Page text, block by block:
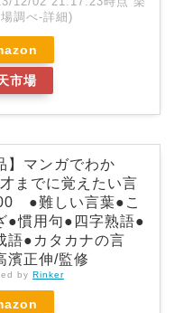
調べ-詳細)
市場
】マンガでわか
までに覚えたい言
●難しい言葉●こ
●慣用句●四字熟語●
語●カタカナの言
正伸/監修
by Rinker